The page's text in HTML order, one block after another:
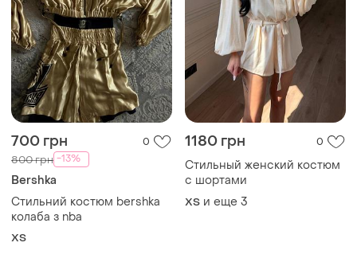
700 грн 0
800 грн -13%
Bershka
Стильний костюм bershka
колаба з nba
ХS
1180 грн 0
Стильный женский костюм
с шортами
ХS и еще 3